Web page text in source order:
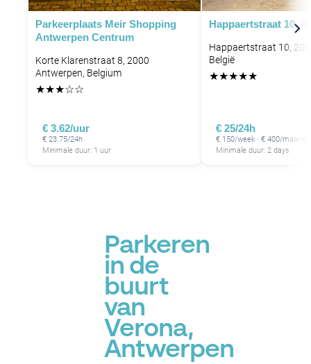
Parkeerplaats Meir Shopping
Antwerpen Centrum
Korte Klarenstraat 8, 2000
Antwerpen, Belgium
★★★☆☆
€ 3.62/uur
€ 23.75/24h
Minimale duur: 1 uur
Happaertstraat 10,
Happaertstraat 10,
België
★★★★★
€ 25/24h
€ 150/week · € 400/maand
Minimale duur: 2 days
Parkeren
in de
buurt
van
Verona,
Antwerpen